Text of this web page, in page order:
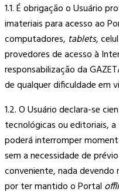
1.1. É obrigação o Usuário
imateriais para acesso ao
computadores, tablets,
provedores de acesso à
responsabilização da
de qualquer dificuldade em
1.2. O Usuário declara-se
tecnológicas ou editoriais, a
poderá interromper
sem a necessidade de
conveniente, nada devendo
por ter mantido o Portal